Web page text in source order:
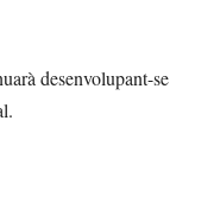
desenvolupant-se